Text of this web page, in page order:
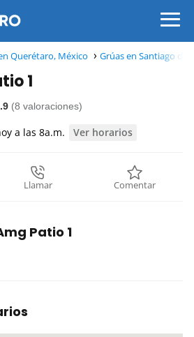
Querétaro, México Grúas en Santiago de
1
(8 valoraciones)
a las 8a.m. Ver horarios
Llamar Comentar
Patio 1